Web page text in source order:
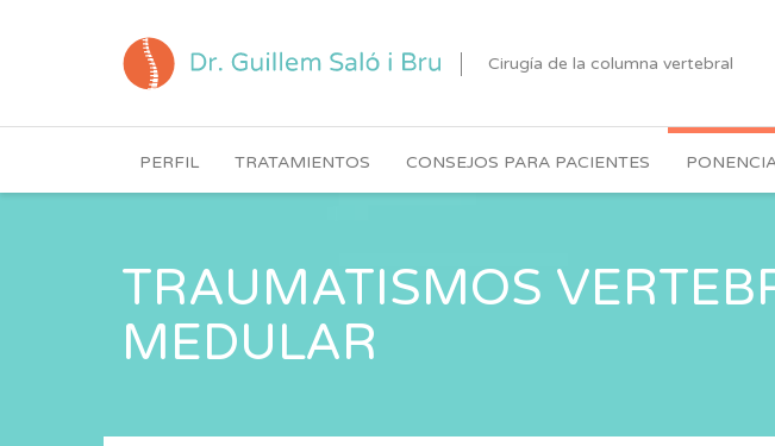
Cirugía de la columna vertebral
PERFIL TRATAMIENTOS CONSEJOS PARA PACIENTES
TRAUMATISMOS
MEDULAR